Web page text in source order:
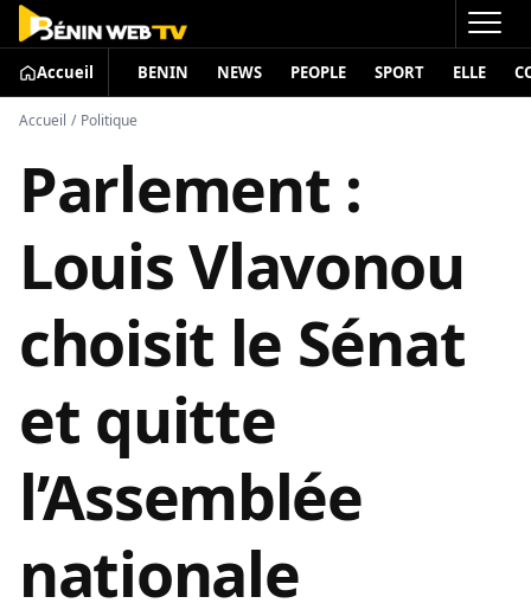
Accueil BENIN NEWS PEOPLE SPORT ELLE
Accueil / Politique
​Parlement :
Louis Vlavonou
choisit le Sénat
et quitte
l’Assemblée
nationale